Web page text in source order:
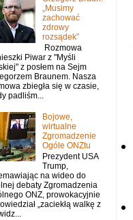
„Musimy
zachować
zdrowy
rozsądek”
Rozmowa
Piwar z "Myśli
z posłem na Sejm
Braunem. Nasza
zbiegła się w czasie,
padliśm...
Bojowe,
wirtualne
Zgromadzenie
Ogóle ONZtu
Prezydent USA
Trump,
na wideo do
debaty Zgromadzenia
ONZ, prowokacyjnie
„zaciekłą walkę z